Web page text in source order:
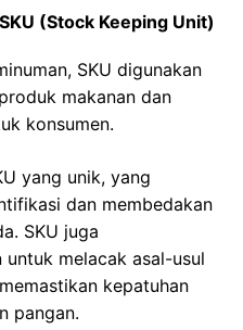
(Stock Keeping Unit)
SKU digunakan
makanan dan
konsumen.
yang unik, yang
dan membedakan
SKU juga
untuk melacak asal-usul
kepatuhan
pangan.